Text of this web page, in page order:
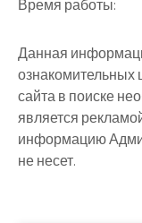
Время работы:
Данная
ознакомительных
сайта в поиске
является
информацию
не несет.